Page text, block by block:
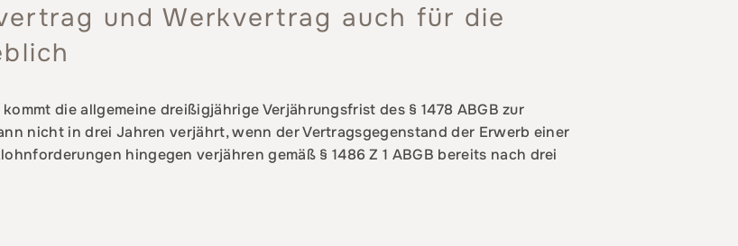
und Werkvertrag auch für die
die allgemeine dreißigjährige Verjährungsfrist des § 1478 ABGB zur
nicht in drei Jahren verjährt, wenn der Vertragsgegenstand der Erwerb einer
hingegen verjähren gemäß § 1486 Z 1 ABGB bereits nach drei